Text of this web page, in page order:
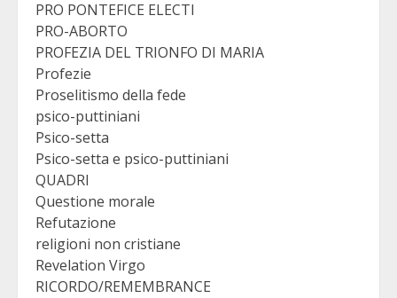
PRO PONTEFICE ELECTI
PRO-ABORTO
PROFEZIA DEL TRIONFO DI MARIA
Profezie
Proselitismo della fede
psico-puttiniani
Psico-setta
Psico-setta e psico-puttiniani
QUADRI
Questione morale
Refutazione
religioni non cristiane
Revelation Virgo
RICORDO/REMEMBRANCE